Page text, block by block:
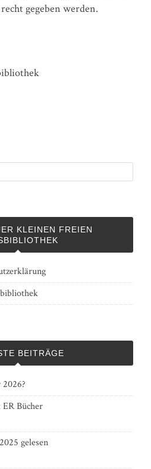
gegeben werden.
KLEINEN FREIEN
BEITRÄGE
Bücher
gelesen